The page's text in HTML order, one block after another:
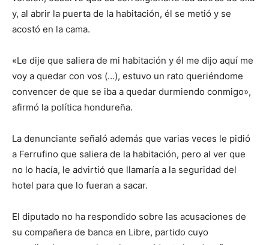
y, al abrir la puerta de la habitación, él se metió y se
acostó en la cama.
«Le dije que saliera de mi habitación y él me dijo aquí me
voy a quedar con vos (…), estuvo un rato queriéndome
convencer de que se iba a quedar durmiendo conmigo»,
afirmó la política hondureña.
La denunciante señaló además que varias veces le pidió
a Ferrufino que saliera de la habitación, pero al ver que
no lo hacía, le advirtió que llamaría a la seguridad del
hotel para que lo fueran a sacar.
El diputado no ha respondido sobre las acusaciones de
su compañera de banca en Libre, partido cuyo